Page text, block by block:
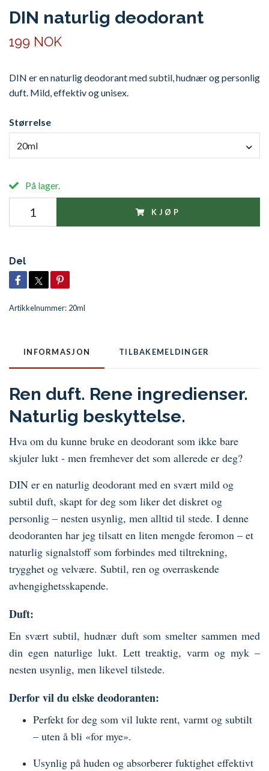
DIN naturlig deodorant
199 NOK
DIN er en naturlig deodorant med subtil, hudnær og personlig
duft. Mild, effektiv og unisex.
Størrelse
20ml
På lager.
KJØP
Del
Artikkelnummer: 20ml
INFORMASJON TILBAKEMELDINGER
Ren duft. Rene ingredienser.
Naturlig beskyttelse.
Hva om du kunne bruke en deodorant som ikke bare
skjuler lukt - men fremhever det som allerede er deg?
DIN er en naturlig deodorant med en svært mild og
subtil duft, skapt for deg som liker det diskret og
personlig – nesten usynlig, men alltid til stede. I denne
deodoranten har jeg tilsatt en liten mengde feromon – et
naturlig signalstoff som forbindes med tiltrekning,
trygghet og velvære. Subtil, ren og overraskende
avhengighetsskapende.
Duft:
En svært subtil, hudnær duft som smelter sammen med
din egen naturlige lukt. Lett treaktig, varm og myk –
nesten usynlig, men likevel tilstede.
Derfor vil du elske deodoranten:
Perfekt for deg som vil lukte rent, varmt og subtilt
– uten å bli «for mye».
Usynlig på huden og absorberer fuktighet effektivt